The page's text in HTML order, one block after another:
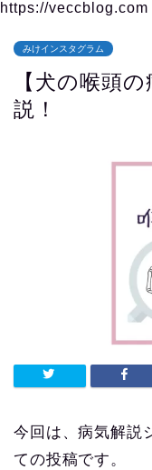
https://veccblog.com
みけインスタグラム
【犬の喉頭
説！
今回は、病気解説
ての投稿です。